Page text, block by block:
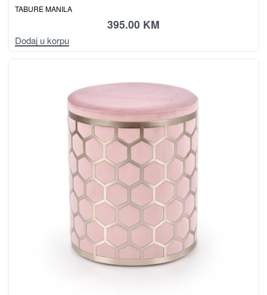
TABURE MANILA
395.00 KM
Dodaj u korpu